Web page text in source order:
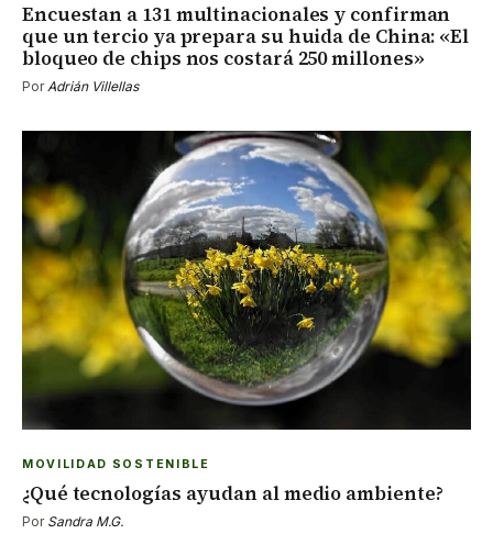
Encuestan a 131 multinacionales y confirman
que un tercio ya prepara su huida de China: «El
bloqueo de chips nos costará 250 millones»
PorAdrián Villellas
MOVILIDAD SOSTENIBLE
¿Qué tecnologías ayudan al medio ambiente?
Por Sandra M.G.